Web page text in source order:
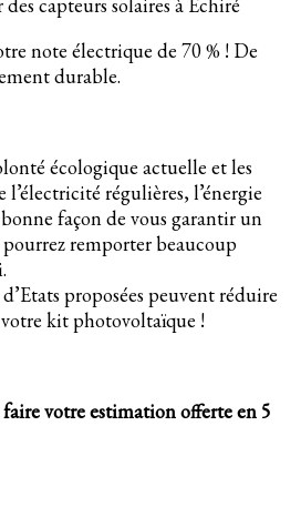
note électrique de 70 % ! De
durable.
écologique actuelle et les
régulières, l’énergie
façon de vous garantir un
remporter beaucoup
proposées peuvent réduire
votre kit photovoltaïque !
faire votre estimation offerte en 5